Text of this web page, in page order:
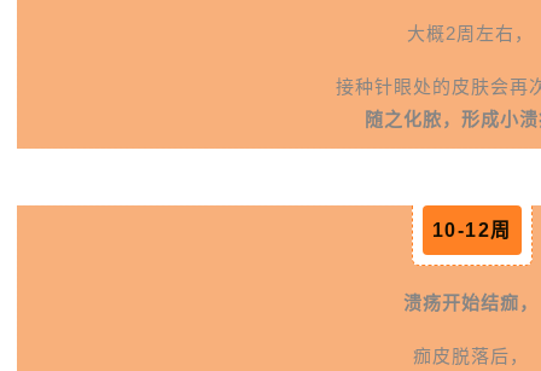
大概2周左右，
接种针眼处的皮肤会再
随之化脓，形成小
10-12周
溃疡开始结痂，
痂皮脱落后，